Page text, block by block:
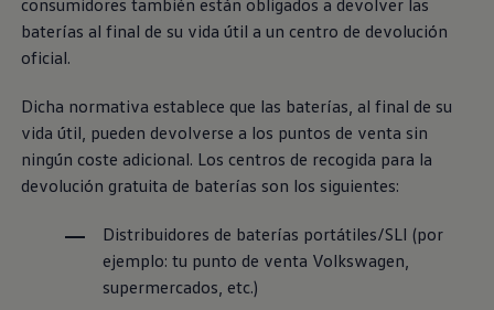
Servicio técnico para eléctricos
Asistencia y garantía
Vehículo de sustitución
Recogida y entrega del vehículo
ServicePlus
Volkswagen Long Drive
Ofertas posventa
Comunicados
Información sobre EA189
Reciclaje de vehículos
Retirada por seguridad de airbags Takata
consumidores también están obligados a devolver las
baterías al final de su vida útil a un centro de devolución
oficial.
Dicha normativa establece que las baterías, al final de su
vida útil, pueden devolverse a los puntos de venta sin
ningún coste adicional. Los centros de recogida para la
devolución gratuita de baterías son los siguientes:
Distribuidores de baterías portátiles/SLI (por
ejemplo: tu punto de venta Volkswagen,
supermercados, etc.)